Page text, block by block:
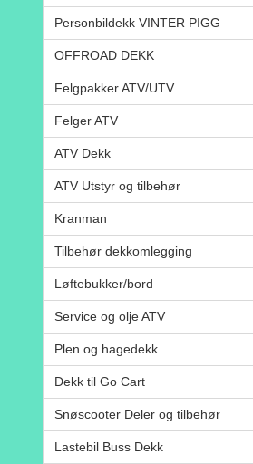
Personbildekk VINTER PIGG
OFFROAD DEKK
Felgpakker ATV/UTV
Felger ATV
ATV Dekk
ATV Utstyr og tilbehør
Kranman
Tilbehør dekkomlegging
Løftebukker/bord
Service og olje ATV
Plen og hagedekk
Dekk til Go Cart
Snøscooter Deler og tilbehør
Lastebil Buss Dekk